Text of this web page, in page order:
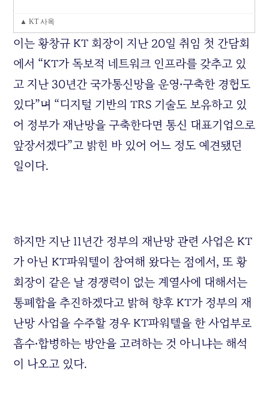
▲ KT 사옥
이는 황창규 KT 회장이 지난 20일 취임 첫 간담회
에서 “KT가 독보적 네트워크 인프라를 갖추고 있
고 지난 30년간 국가통신망을 운영‧구축한 경험도
있다”며 “디지털 기반의 TRS 기술도 보유하고 있
어 정부가 재난망을 구축한다면 통신 대표기업으로
앞장서겠다”고 밝힌 바 있어 어느 정도 예견됐던
일이다.
하지만 지난 11년간 정부의 재난망 관련 사업은 KT
가 아닌 KT파워텔이 참여해 왔다는 점에서, 또 황
회장이 같은 날 경쟁력이 없는 계열사에 대해서는
통폐합을 추진하겠다고 밝혀 향후 KT가 정부의 재
난망 사업을 수주할 경우 KT파워텔을 한 사업부로
흡수‧합병하는 방안을 고려하는 것 아니냐는 해석
이 나오고 있다.